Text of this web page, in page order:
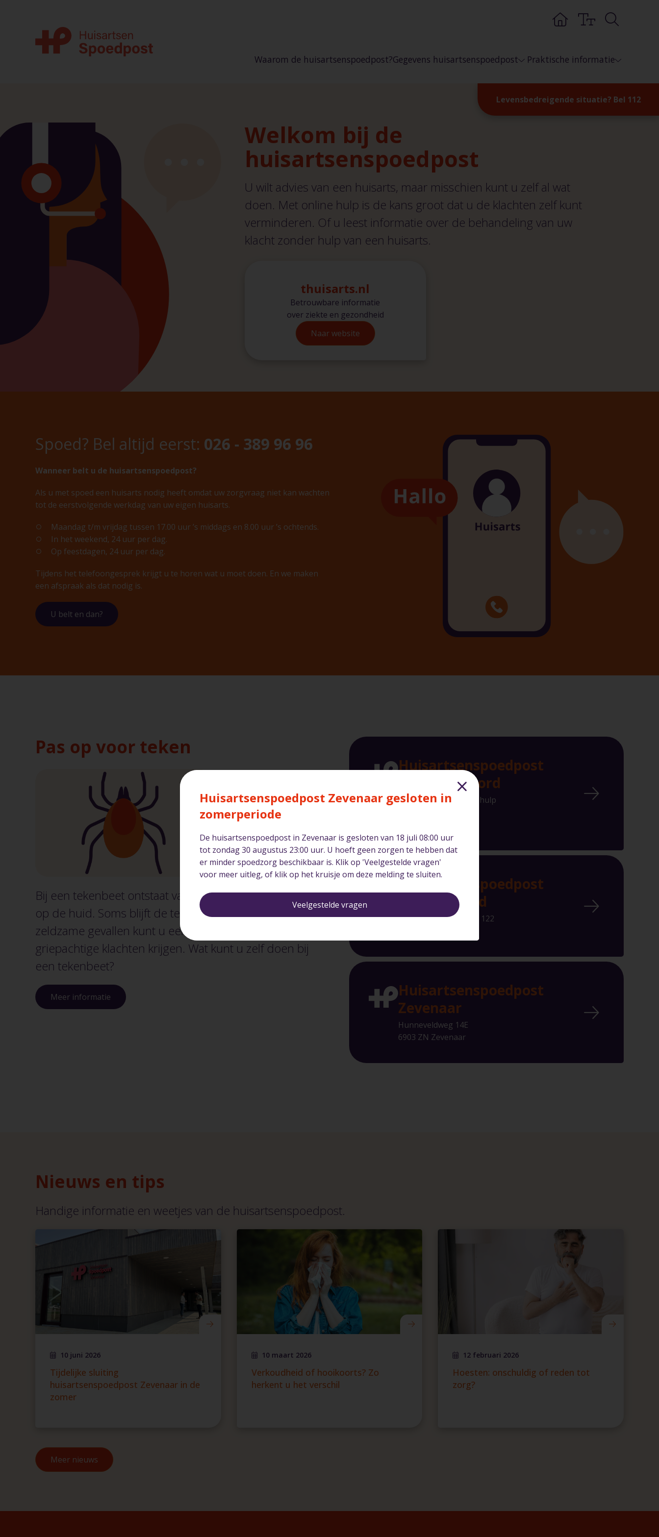
Waarom de huisartsenspoedpost?Gegevens huisartsenspoedpost
Huisartsenspoedpost Arnhem-Zuid
Waar kan ik terecht?
Praktische informatie
When you have called the GP?
Levensbedreigende situatie? Bel 112
Welkom bij de
huisartsenspoedpost
U wilt advies van een huisarts, maar misschien kunt u zelf al wat
doen. Met online hulp is de kans groot dat u de klachten zelf kunt
verminderen. Of u leest informatie over de behandeling van uw
klacht zonder hulp van een huisarts.
thuisarts.nl
Betrouwbare informatie
over ziekte en gezondheid
Naar website
Spoed? Bel altijd eerst: 026 - 389 96 96
Wanneer belt u de huisartsenspoedpost?
Als u met spoed een huisarts nodig heeft omdat uw zorgvraag niet kan wachten
tot de eerstvolgende werkdag van uw eigen huisarts.
Maandag t/m vrijdag tussen 17.00 uur ’s middags en 8.00 uur ’s ochtends.
In het weekend, 24 uur per dag.
Op feestdagen, 24 uur per dag.
Tijdens het telefoongesprek krijgt u te horen wat u moet doen. En we maken
een afspraak als dat nodig is.
U belt en dan?
Pas op voor teken
Bij een tekenbeet ontstaat vaak een klein rood plekje
op de huid. Soms blijft de teek vastzitten. In
zeldzame gevallen kunt u een rode ring of
griepachtige klachten krijgen. Wat kunt u zelf doen bij
een tekenbeet?
Meer informatie
Huisartsenspoedpost
Arnhem-Noord
Ingang spoedeisende hulp
Huisartsenspoedpost
Arnhem-Zuid
Mr. D. U. Stikkerstraat 122
Huisartsenspoedpost
Zevenaar
Hunneveldweg 14E
6903 ZN Zevenaar
Nieuws en tips
Handige informatie en weetjes van de huisartsenspoedpost.
10 juni 2026
Tijdelijke sluiting
huisartsenspoedpost Zevenaar in de
zomer
10 maart 2026
Verkoudheid of hooikoorts? Zo
herkent u het verschil
12 februari 2026
Hoesten: onschuldig of reden tot
zorg?
Meer nieuws
Huisartsenspoedpost Zevenaar gesloten in
zomerperiode
De huisartsenspoedpost in Zevenaar is gesloten van 18 juli 08:00 uur
tot zondag 30 augustus 23:00 uur. U hoeft geen zorgen te hebben dat
er minder spoedzorg beschikbaar is. Klik op 'Veelgestelde vragen'
voor meer uitleg, of klik op het kruisje om deze melding te sluiten.
Veelgestelde vragen